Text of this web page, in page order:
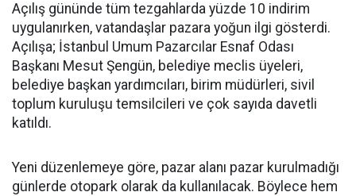
Açılış gününde tüm tezgahlarda yüzde 10 indirim
uygulanırken, vatandaşlar pazara yoğun ilgi gösterdi.
Açılışa; İstanbul Umum Pazarcılar Esnaf Odası
Başkanı Mesut Şengün, belediye meclis üyeleri,
belediye başkan yardımcıları, birim müdürleri, sivil
toplum kuruluşu temsilcileri ve çok sayıda davetli
katıldı.
Yeni düzenlemeye göre, pazar alanı pazar kurulmadığı
günlerde otopark olarak da kullanılacak. Böylece hem